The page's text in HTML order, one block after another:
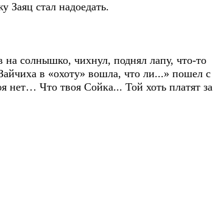
стал надоедать.
солнышко, чихнул, поднял лапу, что-то
в «охоту» вошла, что ли...» пошел с
нет… Что твоя Сойка... Той хоть платят за